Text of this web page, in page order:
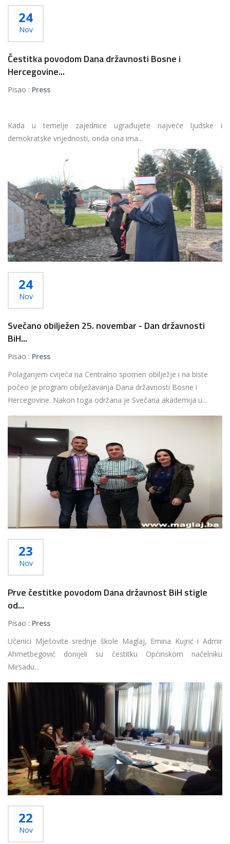
24
Nov
Čestitka povodom Dana državnosti Bosne i
Hercegovine...
Pisao : Press
Kada u temelje zajednice ugrađujete najveće ljudske i
demokratske vrijednosti, onda ona ima...
24
Nov
Svečano obilježen 25. novembar - Dan državnosti
BiH...
Pisao : Press
Polaganjem cvijeća na Centralno spomen obilježje i na biste
počeo je program obilježavanja Dana državnosti Bosne i
Hercegovine. Nakon toga održana je Svečana akademija u...
Više...
23
Nov
Prve čestitke povodom Dana državnost BiH stigle
od...
Pisao : Press
Učenici Mješovite srednje škole Maglaj, Emina Kujrić i Admir
Ahmetbegović donijeli su čestitku Općinskom načelniku
Mirsadu...
Više...
22
Nov